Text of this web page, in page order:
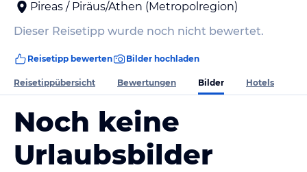
Pireas / Piräus/Athen (Metropolregion)
Dieser Reisetipp wurde noch nicht bewertet.
Reisetipp bewerten Bilder hochladen
Reisetippübersicht Bewertungen Bilder Hotels
Noch keine
Urlaubsbilder